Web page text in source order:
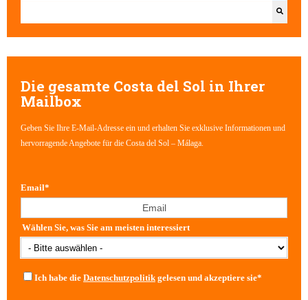
Dies ist ein Suchfeld mit einer automatischen Vorschlagsfunktion.
Die gesamte Costa del Sol in Ihrer
Mailbox
Geben Sie Ihre E-Mail-Adresse ein und erhalten Sie exklusive Informationen und
hervorragende Angebote für die Costa del Sol – Málaga.
Email*
Wählen Sie, was Sie am meisten interessiert
Ich habe die Datenschutzpolitikgelesen und akzeptiere sie*